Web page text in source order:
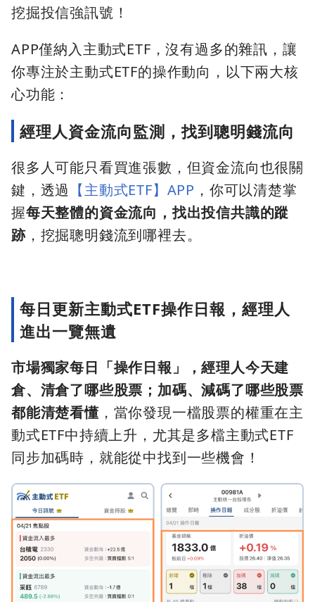
挖掘投信強訊號！
APP僅納入主動式ETF，沒有過多的雜訊，讓
你專注於主動式ETF的操作動向，以下兩大核
心功能：
經理人資金流向監測，找到聰明錢流向
很多人可能只看買進張數，但資金流向也很關
鍵，透過 【主動式ETF】APP ，你可以清楚掌
握每天整體的資金流向，找出投信共識的蹤
跡，挖掘聰明錢流到哪裡去。
每日更新主動式ETF操作日報，經理人
進出一覽無遺
市場獨家每日「操作日報」，經理人今天建
倉、清倉了哪些股票；加碼、減碼了哪些股票
都能清楚看懂，當你發現一檔股票的權重在主
動式ETF中持續上升，尤其是多檔主動式ETF
同步加碼時，就能從中找到一些機會！